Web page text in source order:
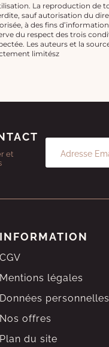
La reproduction de
sauf autorisation du
à des fins
du respect des trois
Les auteurs et la
limitész
et
INFORMATION
CGV
Mentions légales
Données personnelles
Nos offres
Plan du site